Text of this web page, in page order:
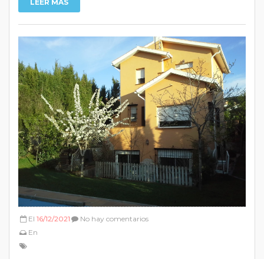
LEER MÁS
El 16/12/2021
En
No hay comentarios